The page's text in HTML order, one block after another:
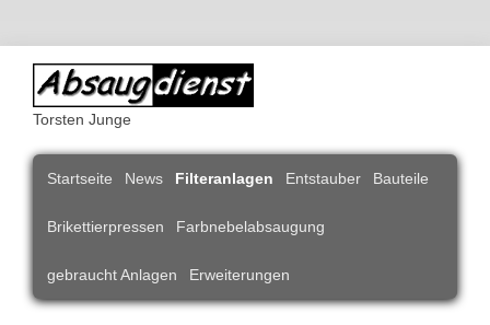
Torsten Junge
Navigation
überspringen
Startseite News Filteranlagen Entstauber Bauteile
Brikettierpressen Farbnebelabsaugung
gebraucht Anlagen Erweiterungen